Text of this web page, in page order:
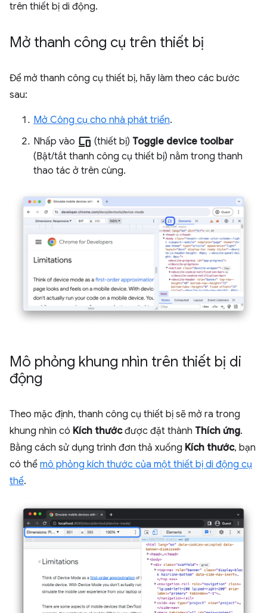
trên thiết bị di động.
Mở thanh công cụ trên thiết bị
Để mở thanh công cụ thiết bị, hãy làm theo các bước
sau:
Mở Công cụ cho nhà phát triển.
Nhấp vào devices (thiết bị) Toggle device toolbar
(Bật/tắt thanh công cụ thiết bị) nằm trong thanh
thao tác ở trên cùng.
Mô phỏng khung nhìn trên thiết bị di
động
Theo mặc định, thanh công cụ thiết bị sẽ mở ra trong
khung nhìn có Kích thướcđược đặt thành Thích ứng.
Bằng cách sử dụng trình đơn thả xuống Kích thước, bạn
có thể mô phỏng kích thước của một thiết bị di động cụ
thể.